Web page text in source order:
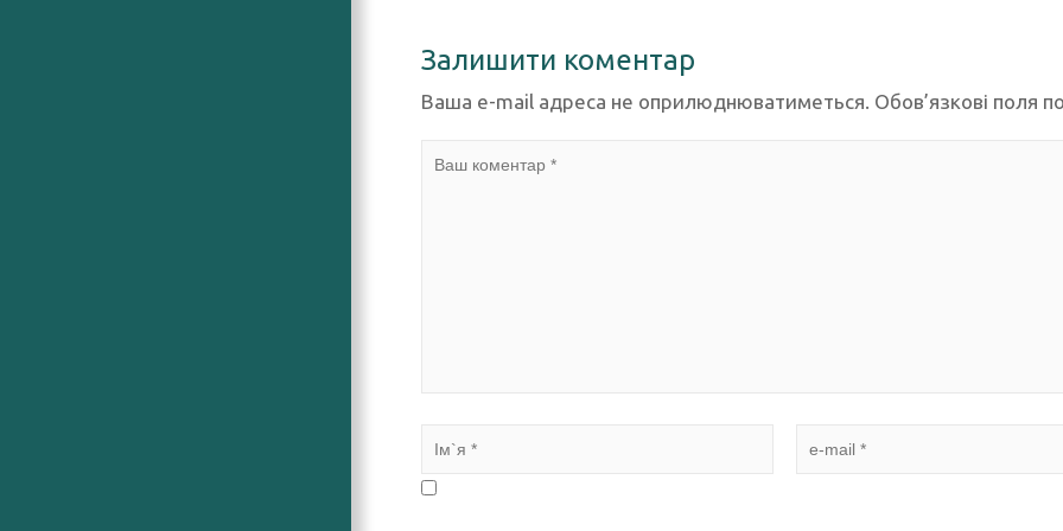
Залишити коментар
Ваша e-mail адреса не оприлюднюватиметься. Обов’язкові поля